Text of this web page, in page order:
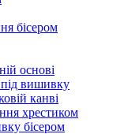
бісером
основі
вишивку
канві
хрестиком
бісером